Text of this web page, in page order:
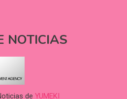
NOTICIAS
de YUMEKI